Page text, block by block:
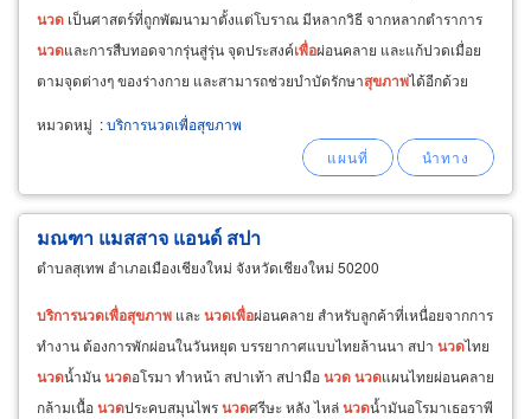
นวด เป็นศาสตร์ที่ถูกพัฒนามาตั้งแต่โบราณ มีหลากวิธี จากหลากตำราการ
นวดและการสืบทอดจากรุ่นสู่รุ่น จุดประสงค์เพื่อผ่อนคลาย และแก้ปวดเมื่อย
ตามจุดต่างๆ ของร่างกาย และสามารถช่วยบำบัดรักษาสุขภาพได้อีกด้วย
หมวดหมู่ :บริการนวดเพื่อสุขภาพ
มณฑา แมสสาจ แอนด์ สปา
ตำบลสุเทพ อำเภอเมืองเชียงใหม่ จังหวัดเชียงใหม่ 50200
บริการนวดเพื่อสุขภาพ และนวดเพื่อผ่อนคลาย สำหรับลูกค้าที่เหนื่อยจากการ
ทำงาน ต้องการพักผ่อนในวันหยุด บรรยากาศแบบไทยล้านนา สปา นวดไทย
นวดน้ำมันนวดอโรมา ทำหน้า สปาเท้า สปามือนวดนวดแผนไทยผ่อนคลาย
กล้ามเนื้อนวดประคบสมุนไพรนวดศรีษะ หลัง ไหล่นวดน้ำมันอโรมาเธอราพี